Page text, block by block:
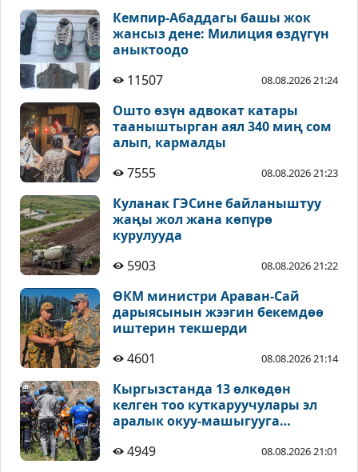
Кемпир-Абаддагы башы жок
жансыз дене: Милиция өздүгүн
аныктоодо
11507
08.08.2026 21:24
Ошто өзүн адвокат катары
тааныштырган аял 340 миң сом
алып, кармалды
7555
08.08.2026 21:23
Куланак ГЭСине байланыштуу
жаңы жол жана көпүрө
курулууда
5903
08.08.2026 21:22
ӨКМ министри Араван-Сай
дарыясынын жээгин бекемдөө
иштерин текшерди
4601
08.08.2026 21:14
Кыргызстанда 13 өлкөдөн
келген тоо куткаруучулары эл
аралык окуу-машыгууга
4949
08.08.2026 21:01